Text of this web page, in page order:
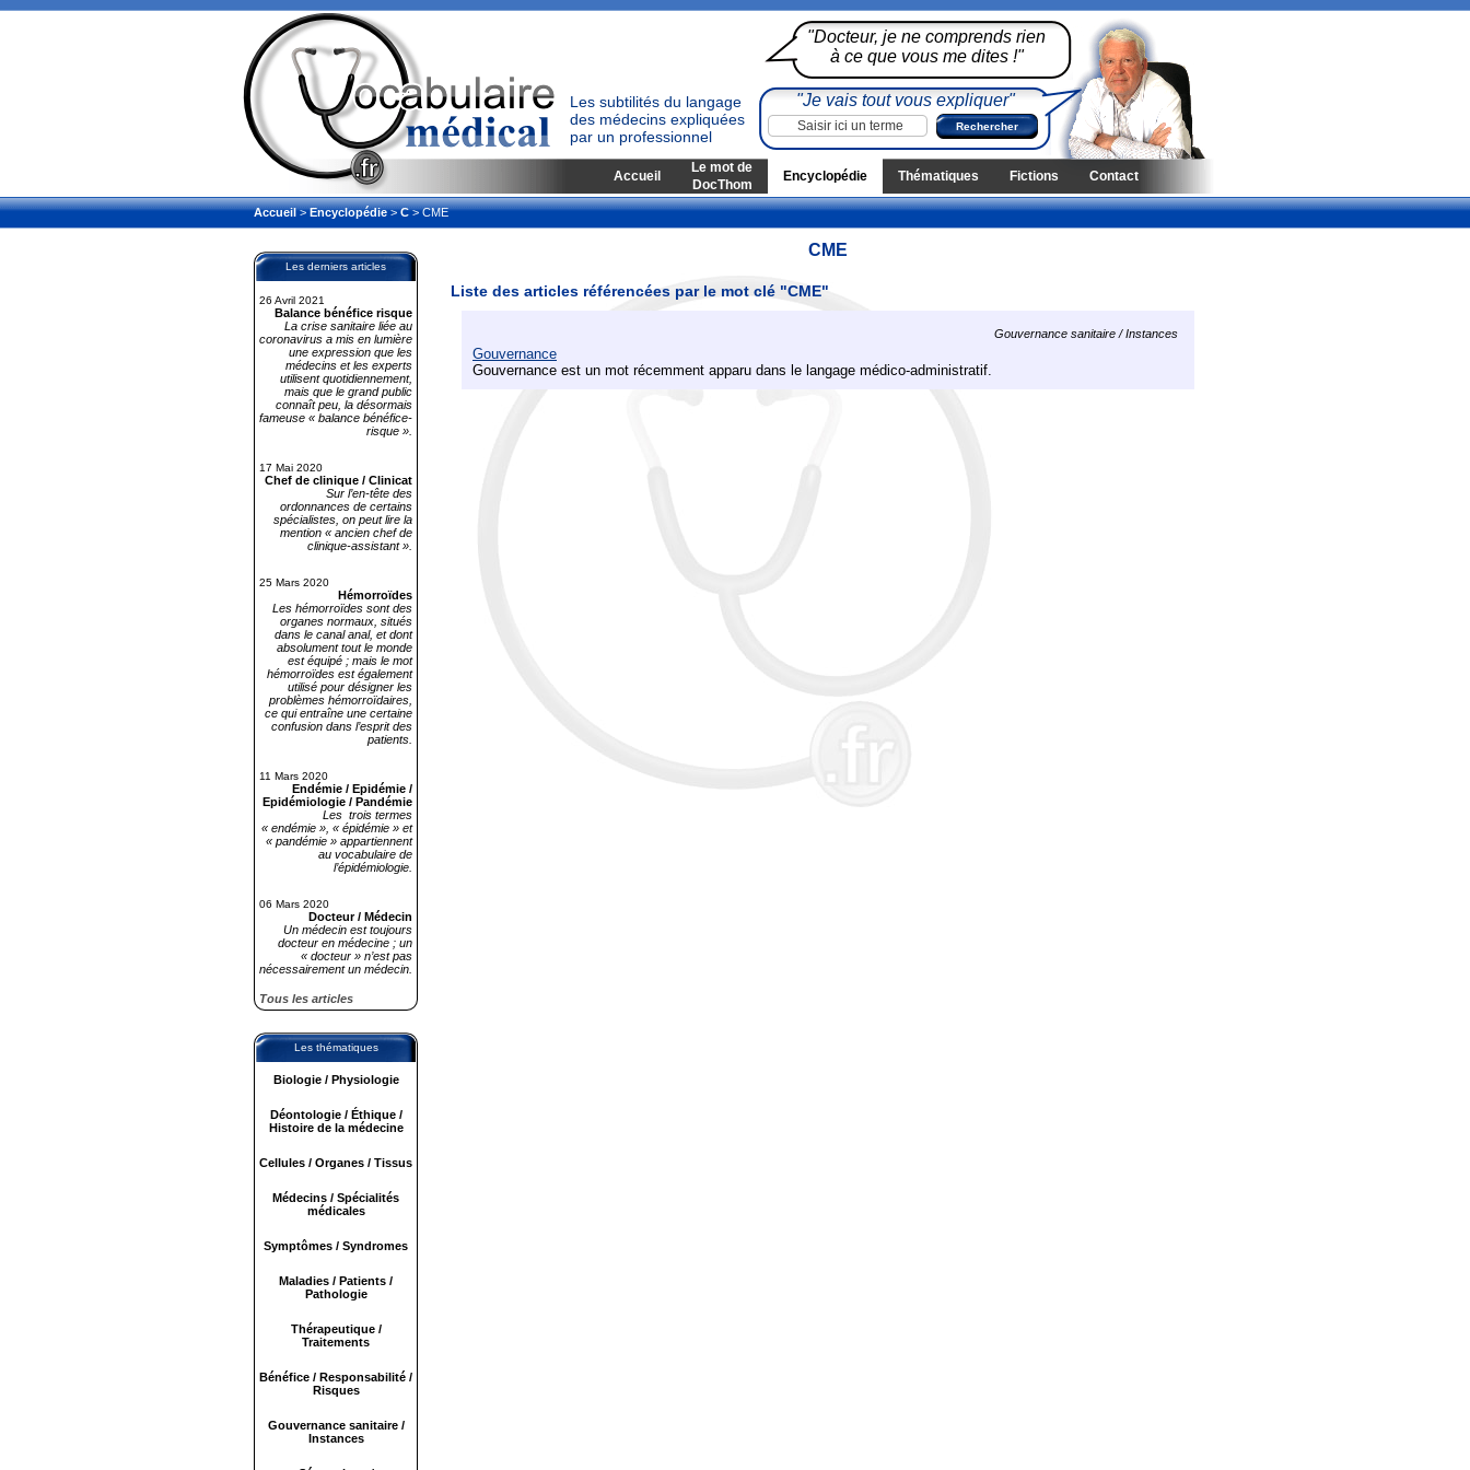
Les subtilités du langage
des médecins expliquées
par un professionnel
"Docteur, je ne comprends rien
à ce que vous me dites !"
"Je vais tout vous expliquer"
Accueil
Le mot de
DocThom
Encyclopédie Thématiques Fictions Contact
Accueil>Encyclopédie>C> CME
Les derniers articles
26 Avril 2021
Balance bénéfice risque
La crise sanitaire liée au
coronavirus a mis en lumière
une expression que les
médecins et les experts
utilisent quotidiennement,
mais que le grand public
connaît peu, la désormais
fameuse « balance bénéfice-
risque ».
17 Mai 2020
Chef de clinique / Clinicat
Sur l’en-tête des
ordonnances de certains
spécialistes, on peut lire la
mention « ancien chef de
clinique-assistant ».
25 Mars 2020
Hémorroïdes
Les hémorroïdes sont des
organes normaux, situés
dans le canal anal, et dont
absolument tout le monde
est équipé ; mais le mot
hémorroïdes est également
utilisé pour désigner les
problèmes hémorroïdaires,
ce qui entraîne une certaine
confusion dans l’esprit des
patients.
11 Mars 2020
Endémie / Epidémie /
Epidémiologie / Pandémie
Les trois termes
« endémie », « épidémie » et
« pandémie » appartiennent
au vocabulaire de
l’épidémiologie.
06 Mars 2020
Docteur / Médecin
Un médecin est toujours
docteur en médecine ; un
« docteur » n’est pas
nécessairement un médecin.
Tous les articles
Les thématiques
Biologie / Physiologie
Déontologie / Éthique /
Histoire de la médecine
Cellules / Organes / Tissus
Médecins / Spécialités
médicales
Symptômes / Syndromes
Maladies / Patients /
Pathologie
Thérapeutique /
Traitements
Bénéfice / Responsabilité /
Risques
Gouvernance sanitaire /
Instances
CME
Liste des articles référencées par le mot clé "CME"
Gouvernance sanitaire / Instances
Gouvernance
Gouvernance est un mot récemment apparu dans le langage médico-administratif.